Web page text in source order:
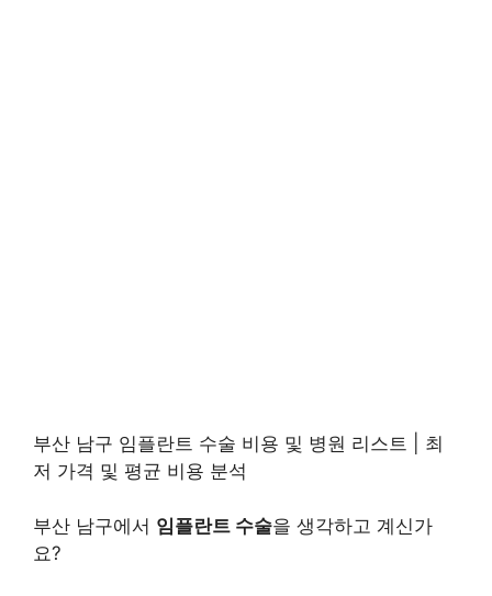
부산 남구 임플란트 수술 비용 및 병원 리스트 | 최
저 가격 및 평균 비용 분석
부산 남구에서 임플란트 수술을 생각하고 계신가
요?